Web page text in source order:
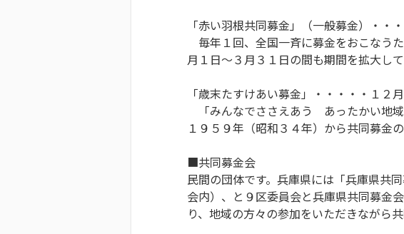
「赤い羽根共同募金」（一般募金）・・
毎年１回、全国一斉に募金をおこなう
月１日～３月３１日の間も期間を拡大し
「歳末たすけあい募金」・・・・・１２
「みんなでささえあう あったかい地域
１９５９年（昭和３４年）から共同募金
■共同募金会
民間の団体です。兵庫県には「兵庫県共
会内）、と９区委員会と兵庫県共同募金
り、地域の方々の参加をいただきながら